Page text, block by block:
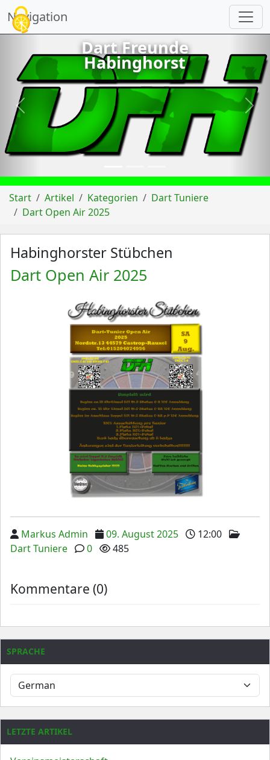
Navigation
vorheriges
Dart Freunde
Habinghorst
Start Artikel Kategorien
Dart Tuniere
Dart Open Air 2025
Habinghorster Stübchen
Dart Open Air 2025
Markus Admin 09. August 2025
12:00
Dart Tuniere
0 485
Kommentare (0)
SPRACHE
LETZTE ARTIKEL
Cookie-Einstellungen